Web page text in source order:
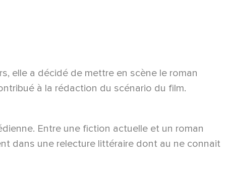
elle a décidé de mettre en scène le roman
à la rédaction du scénario du film.
Entre une fiction actuelle et un roman
dans une relecture littéraire dont au ne connait